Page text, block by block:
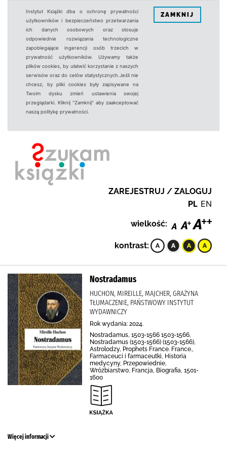
Instytut Książki dba o ochronę prywatności
użytkowników i bezpieczeństwo przetwarzania
ich danych osobowych oraz stosuje
odpowiednie rozwiązania technologiczne
zapobiegające ingerencji osób trzecich w
prywatność użytkowników. Używamy także
plików cookies, by ułatwić korzystanie z naszych
serwisów oraz do celów statystycznych.Jeśli nie
chcesz, by pliki cookies były zapisywane na
Twoim dysku zmień ustawienia swojej
przeglądarki. Kliknij "Zamknij" aby zaakceptować
naszą politykę prywatności.
ZAMKNIJ
ZAREJESTRUJ / ZALOGUJ
PL EN
wielkość:
kontrast:
Nostradamus
HUCHON, MIREILLE, MAJCHER, GRAŻYNA
TŁUMACZENIE, PAŃSTWOWY INSTYTUT
WYDAWNICZY
Rok wydania: 2024.
Nostradamus, 1503-1566 1503-1566,
Nostradamus (1503-1566) (1503-1566),
Astrolodzy, Prophets France. France.,
Farmaceuci i farmaceutki, Historia
medycyny, Przepowiednie,
Wróżbiarstwo, Francja, Biografia, 1501-
1600
Więcej informacji